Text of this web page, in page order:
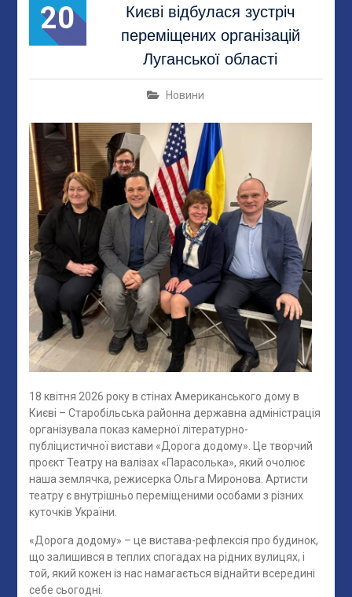
20
Києві відбулася зустріч
переміщених організацій
Луганської області
Новини
18 квітня 2026 року в стінах Американського дому в
Києві – Старобільська районна державна адміністрація
організувала показ камерної літературно-
публіцистичної вистави «Дорога додому». Це творчий
проєкт Театру на валізах «Парасолька», який очолює
наша землячка, режисерка Ольга Миронова. Артисти
театру є внутрішньо переміщеними особами з різних
куточків України.
«Дорога додому» – це вистава-рефлексія про будинок,
що залишився в теплих спогадах на рідних вулицях, і
той, який кожен із нас намагається віднайти всередині
себе сьогодні.